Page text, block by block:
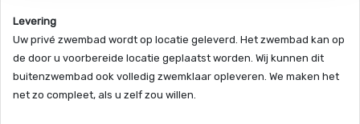
Levering
Uw privé zwembad wordt op locatie geleverd. Het zwembad kan op
de door u voorbereide locatie geplaatst worden. Wij kunnen dit
buitenzwembad ook volledig zwemklaar opleveren. We maken het
net zo compleet, als u zelf zou willen.